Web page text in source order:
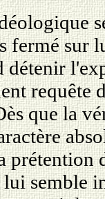
fermé sur
détenir
requête
que la
prétention
semble